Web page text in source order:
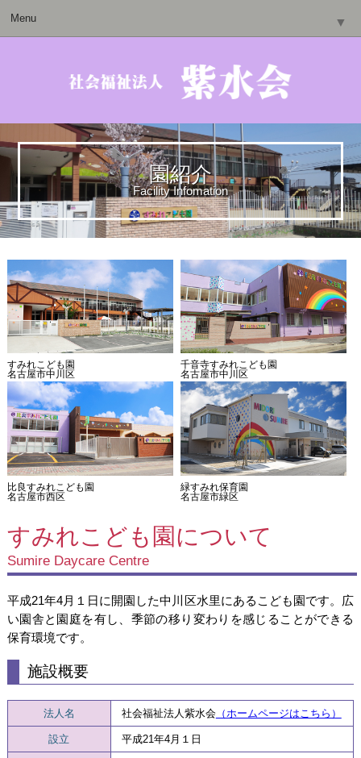
Menu ▼
園紹介
Facility Infomation
すみれこども園
名古屋市中川区
千音寺すみれこども園
名古屋市中川区
比良すみれこども園
名古屋市西区
緑すみれ保育園
名古屋市緑区
すみれこども園について
Sumire Daycare Centre
平成21年4月１日に開園した中川区水里にあるこども園です。広
い園舎と園庭を有し、季節の移り変わりを感じることができる
保育環境です。
施設概要
法人名 社会福祉法人紫水会（ホームページはこちら）
設立 平成21年4月１日